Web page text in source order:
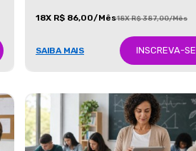
18X R$ 86,00/Mês18X R$ 387,00/Mês
SAIBA MAIS INSCREVA-SE